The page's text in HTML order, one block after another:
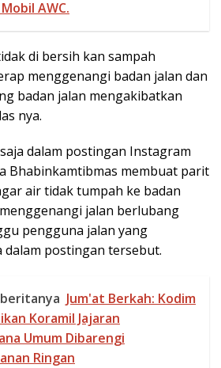
AWC.
di bersih kan sampah
menggenangi badan jalan dan
badan jalan mengakibatkan
nya.
dalam postingan Instagram
Bhabinkamtibmas membuat parit
air tidak tumpah ke badan
jalan berlubang
pengguna jalan yang
dalam postingan tersebut.
Jum'at Berkah: Kodim
Koramil Jajaran
Umum Dibarengi
Ringan